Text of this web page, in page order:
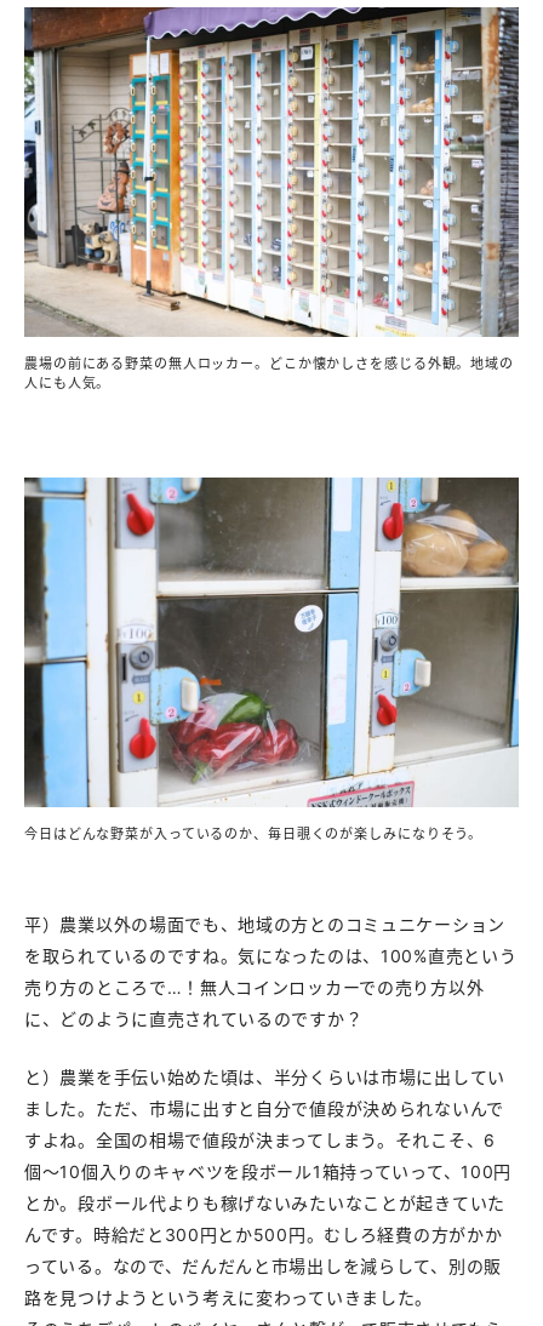
農場の前にある野菜の無人ロッカー。どこか懐かしさを感じる外観。地域の
人にも人気。
今日はどんな野菜が入っているのか、毎日覗くのが楽しみになりそう。
平）農業以外の場面でも、地域の方とのコミュニケーション
を取られているのですね。気になったのは、100%直売という
売り方のところで…！無人コインロッカーでの売り方以外
に、どのように直売されているのですか？
と）農業を手伝い始めた頃は、半分くらいは市場に出してい
ました。ただ、市場に出すと自分で値段が決められないんで
すよね。全国の相場で値段が決まってしまう。それこそ、6
個〜10個入りのキャベツを段ボール1箱持っていって、100円
とか。段ボール代よりも稼げないみたいなことが起きていた
んです。時給だと300円とか500円。むしろ経費の方がかか
っている。なので、だんだんと市場出しを減らして、別の販
路を見つけようという考えに変わっていきました。